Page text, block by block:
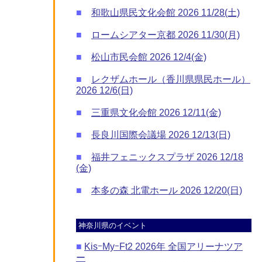
■ 和歌山県民文化会館 2026 11/28(土)
■ ロームシアター京都 2026 11/30(月)
■ 松山市民会館 2026 12/4(金)
■
レクザムホール（香川県県民ホール）
2026 12/6(日)
■ 三重県文化会館 2026 12/11(金)
■ 長良川国際会議場 2026 12/13(日)
■
福井フェニックスプラザ 2026 12/18
(金)
■ 本多の森 北電ホール 2026 12/20(日)
神奈川県のイベント
■ KisｰMyｰFt2 2026年 全国アリーナツア
ー